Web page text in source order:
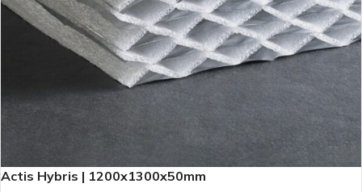
Actis Hybris | 1200x1300x50mm